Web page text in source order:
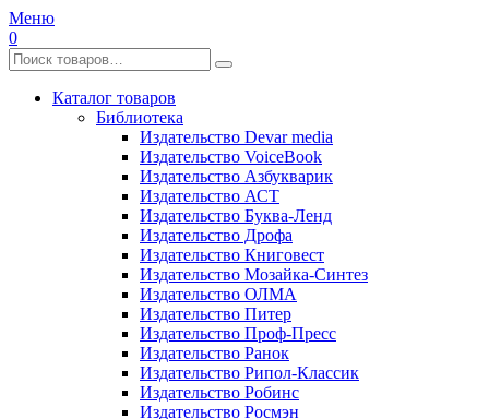
Меню
0
Каталог товаров
Библиотека
Издательство Devar media
Издательство VoiceBook
Издательство Азбукварик
Издательство АСТ
Издательство Буква-Ленд
Издательство Дрофа
Издательство Книговест
Издательство Мозайка-Синтез
Издательство ОЛМА
Издательство Питер
Издательство Проф-Пресс
Издательство Ранок
Издательство Рипол-Классик
Издательство Робинс
Издательство Росмэн